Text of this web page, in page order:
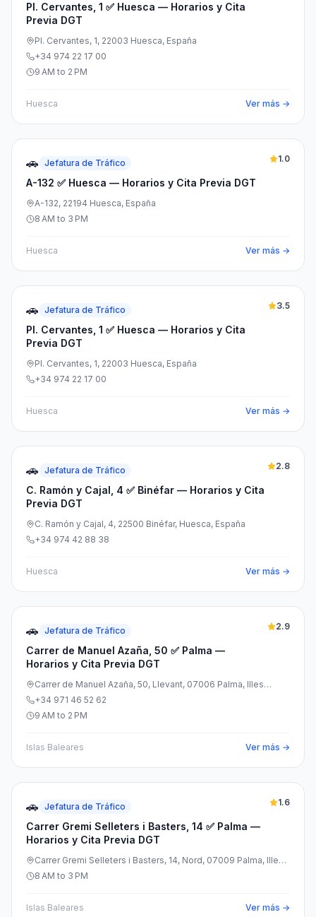
Pl. Cervantes, 1 ✅ Huesca — Horarios y Cita
Previa DGT
Pl. Cervantes, 1, 22003 Huesca, España
+34 974 22 17 00
9 AM to 2 PM
Huesca Ver más →
🚗 Jefatura de Tráfico
A-132 ✅ Huesca — Horarios y Cita Previa DGT
1.0
A-132, 22194 Huesca, España
8 AM to 3 PM
Huesca Ver más →
🚗 Jefatura de Tráfico
Pl. Cervantes, 1 ✅ Huesca — Horarios y Cita
Previa DGT
3.5
Pl. Cervantes, 1, 22003 Huesca, España
+34 974 22 17 00
Huesca Ver más →
🚗 Jefatura de Tráfico
C. Ramón y Cajal, 4 ✅ Binéfar — Horarios y Cita
Previa DGT
2.8
C. Ramón y Cajal, 4, 22500 Binéfar, Huesca, España
+34 974 42 88 38
Huesca Ver más →
🚗 Jefatura de Tráfico
Carrer de Manuel Azaña, 50 ✅ Palma —
Horarios y Cita Previa DGT
2.9
Carrer de Manuel Azaña, 50, Llevant, 07006 Palma, Illes
Balears, España
+34 971 46 52 62
9 AM to 2 PM
Islas Baleares Ver más →
🚗 Jefatura de Tráfico
Carrer Gremi Selleters i Basters, 14 ✅ Palma —
Horarios y Cita Previa DGT
1.6
Carrer Gremi Selleters i Basters, 14, Nord, 07009 Palma, Illes
Balears, España
8 AM to 3 PM
Islas Baleares Ver más →